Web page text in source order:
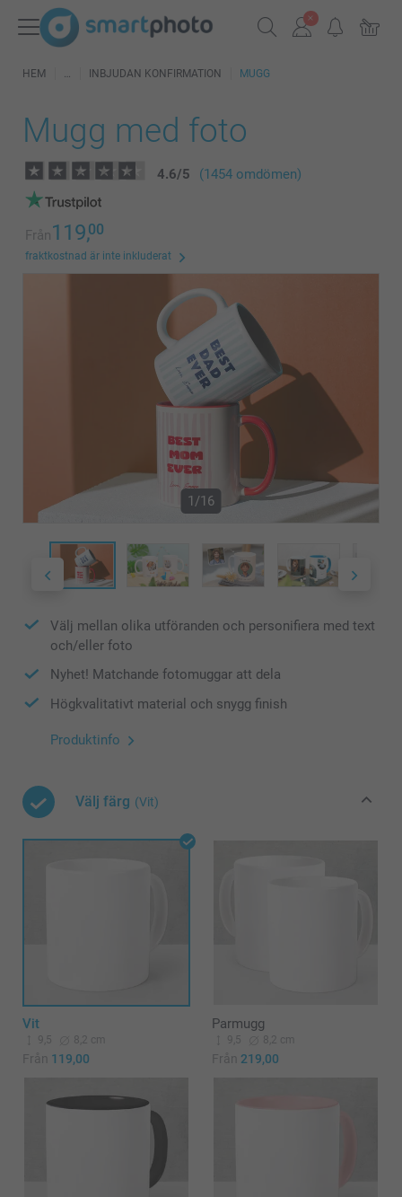
HEM INBJUDAN KONFIRMATION MUGG
Mugg med foto
4.6/5 (1454 omdömen)
Från119,00
fraktkostnad är inte inkluderat
1/16
Välj mellan olika utföranden och personifiera med text
och/eller foto
Nyhet! Matchande fotomuggar att dela
Högkvalitativt material och snygg finish
Produktinfo
Välj färg (Vit)
Vit
9,5 8,2 cm
Från 119,00
Parmugg
9,5 8,2 cm
Från 219,00